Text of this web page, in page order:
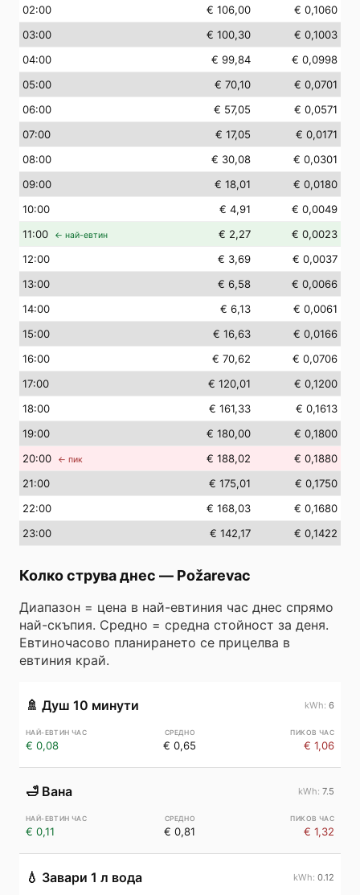
02:00 € 106,00
€ 0,1060
03:00 € 100,30
€ 0,1003
04:00 € 99,84
€ 0,0998
05:00 € 70,10
€ 0,0701
06:00 € 57,05
€ 0,0571
07:00 € 17,05
€ 0,0171
08:00 € 30,08
€ 0,0301
09:00 € 18,01
€ 0,0180
10:00 € 4,91
€ 0,0049
11:00 ← най-евтин € 2,27
€ 0,0023
12:00 € 3,69
€ 0,0037
13:00 € 6,58
€ 0,0066
14:00 € 6,13
€ 0,0061
15:00 € 16,63
€ 0,0166
16:00 € 70,62
€ 0,0706
17:00 € 120,01
€ 0,1200
18:00 € 161,33
€ 0,1613
19:00 € 180,00
€ 0,1800
20:00 ← пик € 188,02
€ 0,1880
21:00 € 175,01
€ 0,1750
22:00 € 168,03
€ 0,1680
23:00 € 142,17 € 0,1422
Колко струва днес — Požarevac
Диапазон = цена в най-евтиния час днес спрямо
най-скъпия. Средно = средна стойност за деня.
Евтиночасово планирането се прицелва в
евтиния край.
🚿 Душ 10 минути 6
€ 0,08 € 0,65 € 1,06
🛁 Вана 7.5
€ 0,11 € 0,81 € 1,32
💧 Завари 1 л вода 0.12